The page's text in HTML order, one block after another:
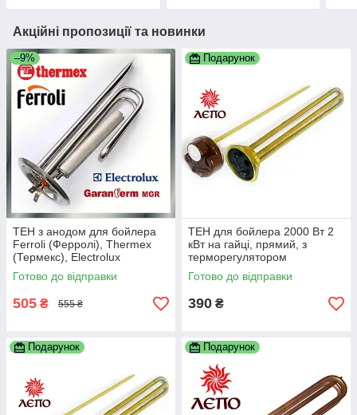
Акційні пропозиції та новинки
–9%
ТЕН з анодом для бойлера
Ferroli (Ферролі), Thermex
(Термекс), Electrolux
(Електролюкс), Garanterm
(Гарантерм) 1500 Вт
Готово до відправки
505 ₴ 555 ₴
Подарунок
ТЕН для бойлера 2000 Вт 2
кВт на гайці, прямий, з
терморегулятором
Готово до відправки
390 ₴
Подарунок Подарунок